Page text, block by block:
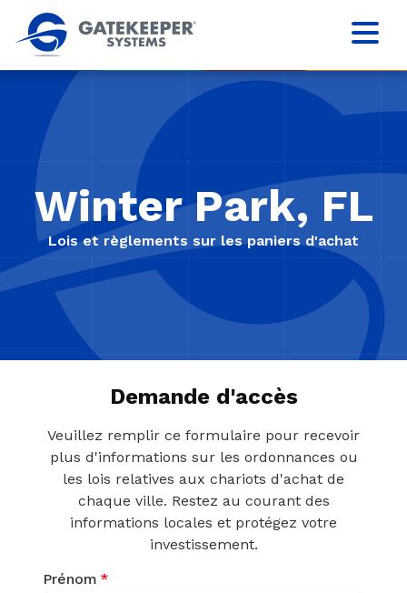
Winter Park, FL
Lois et règlements sur les paniers d'achat
Demande d'accès
Veuillez remplir ce formulaire pour recevoir
plus d'informations sur les ordonnances ou
les lois relatives aux chariots d'achat de
chaque ville. Restez au courant des
informations locales et protégez votre
investissement.
Prénom *